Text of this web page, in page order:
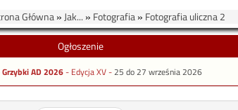
Główna» Jak... » Fotografia» Fotografia uliczna 2
Ogłoszenie
AD 2026- Edycja XV -25 do 27 września 2026